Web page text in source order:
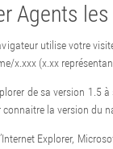
Agents
utilise votre
x.xxx (x.xx
de sa version 1.5
connaitre la version du
Explorer,